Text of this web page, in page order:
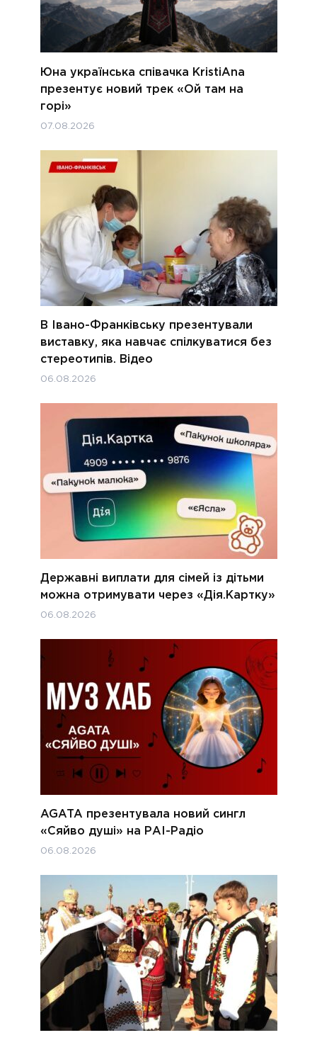
Юна українська співачка KristiAna
презентує новий трек «Ой там на
горі»
07.08.2026
В Івано-Франківську презентували
виставку, яка навчає спілкуватися без
стереотипів. Відео
06.08.2026
Державні виплати для сімей із дітьми
можна отримувати через «Дія.Картку»
06.08.2026
AGATA презентувала новий сингл
«Сяйво душі» на РАІ-Радіо
06.08.2026